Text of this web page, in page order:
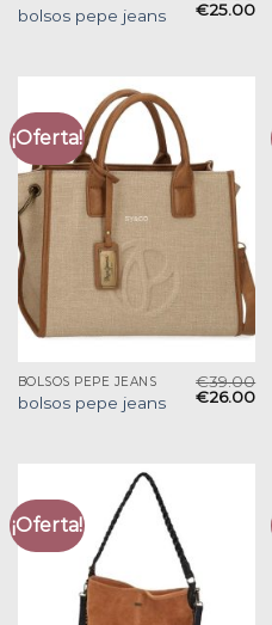
bolsos pepe jeans
€25.00
¡Oferta!
BOLSOS PEPE JEANS
bolsos pepe jeans
€39.00
€26.00
¡Oferta!